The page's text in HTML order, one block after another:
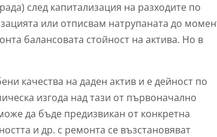
след капитализация на разходите по
или отписвам натрупаната до
балансовата стойност на актива. Но в
качества на даден актив и е дейност по
изгода над тази от първоначално
да бъде предизвикан от конкретна
и др. с ремонта се възстановяват